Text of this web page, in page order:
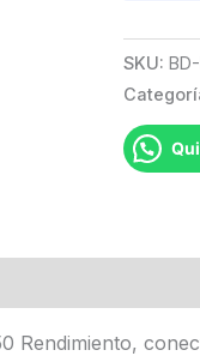
SKU:
Rendimiento,